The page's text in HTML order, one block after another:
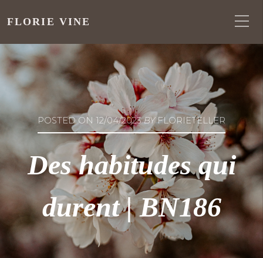
FLORIE VINE
POSTED ON 12/04/2023BYFLORIETELLER
Des habitudes qui
durent | BN186